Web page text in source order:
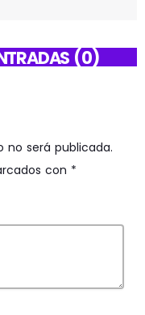
(0)
no será publicada.
con *